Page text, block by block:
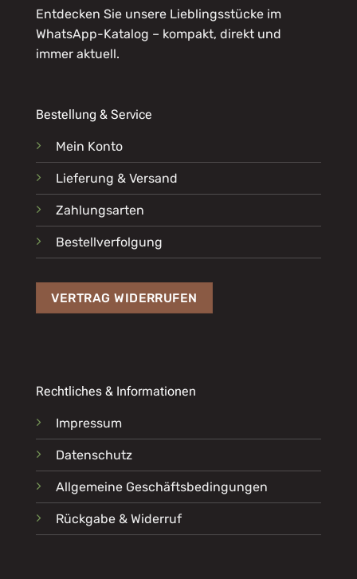
Entdecken Sie unsere Lieblingsstücke im
WhatsApp-Katalog – kompakt, direkt und
immer aktuell.
Bestellung & Service
Mein Konto
Lieferung & Versand
Zahlungsarten
Bestellverfolgung
VERTRAG WIDERRUFEN
Rechtliches & Informationen
Impressum
Datenschutz
Allgemeine Geschäftsbedingungen
Rückgabe & Widerruf